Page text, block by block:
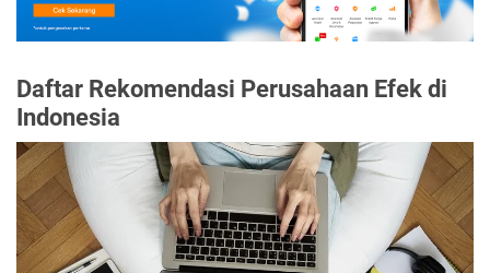
Daftar Rekomendasi Perusahaan Efek di
Indonesia